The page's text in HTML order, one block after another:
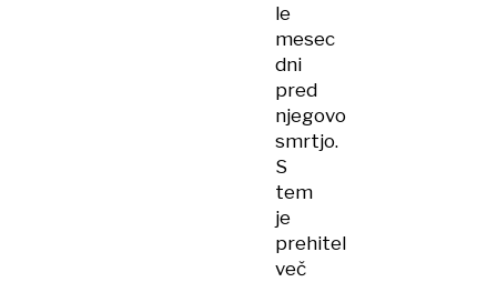
le
mesec
dni
pred
njegovo
smrtjo.
S
tem
je
prehitel
več